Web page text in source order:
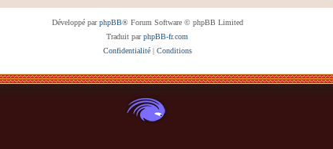
Développé parphpBB® Forum Software © phpBB Limited
Traduit parphpBB-fr.com
Confidentialité| Conditions